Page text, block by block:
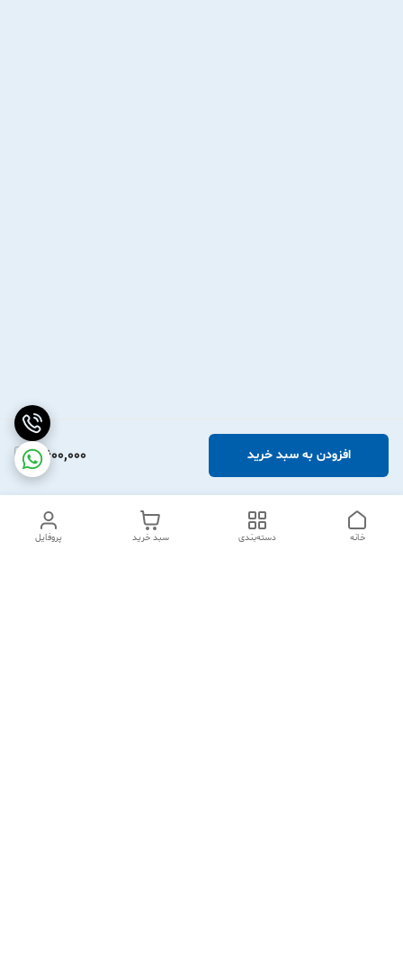
2,600,000 افزودن به سبد خرید
پروفایل سبد خرید دسته‌بندی خانه